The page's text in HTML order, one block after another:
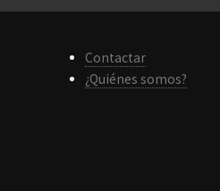
Contactar
¿Quiénes somos?